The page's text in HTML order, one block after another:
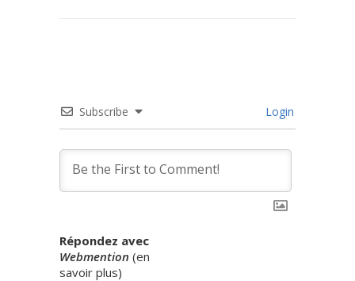
Subscribe Login
Répondez avec
Webmention (en
savoir plus)